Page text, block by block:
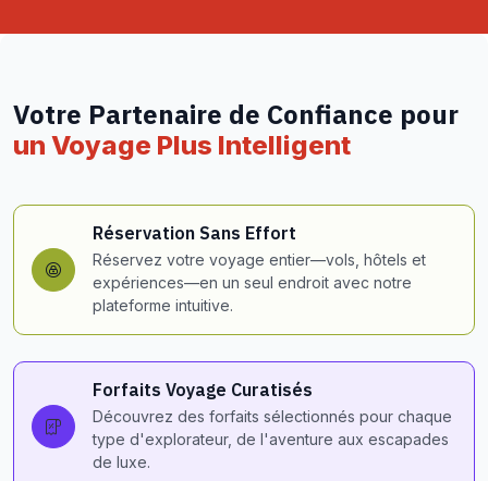
Votre Partenaire de Confiance pour
un Voyage Plus Intelligent
Réservation Sans Effort
Réservez votre voyage entier—vols, hôtels et
expériences—en un seul endroit avec notre
plateforme intuitive.
Forfaits Voyage Curatisés
Découvrez des forfaits sélectionnés pour chaque
type d'explorateur, de l'aventure aux escapades
de luxe.